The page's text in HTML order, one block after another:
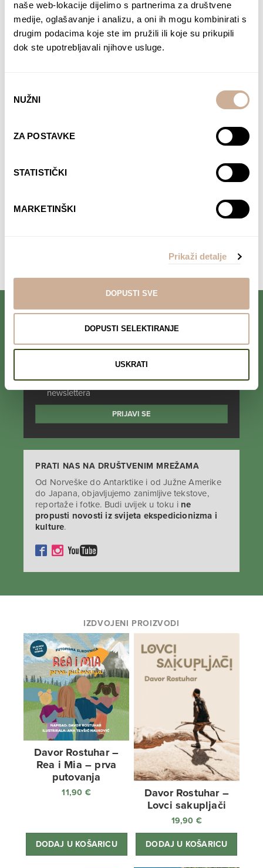
naše web-lokacije dijelimo s partnerima za društvene
medije, oglašavanje i analizu, a oni ih mogu kombinirati s
drugim podacima koje ste im pružili ili koje su prikupili
dok ste upotrebljavali njihove usluge.
pristanka
NUŽNI
ZA POSTAVKE
STATISTIČKI
MARKETINŠKI
Prikaži detalje
DOPUSTI SVE
DOPUSTI SELEKTIRANJE
USKRATI
Davor Rostuhar – Polarni san
PRIJAVI SE NA NEWSLETTER
podataka i koriste u svrhu slanja KEK
newslettera
PRATI NAS NA DRUŠTVENIM MREŽAMA
Od Norveške do Antarktike i od Južne Amerike
do Japana, objavljujemo zanimljive tekstove,
reportaže i fotke. Budi uvijek u toku i ne
propusti novosti iz svijeta ekspedicionizma i
kulture.
IZDVOJENI PROIZVODI
Davor Rostuhar –
Rea i Mia – prva
putovanja
11,90 €
DODAJ U KOŠARICU
Davor Rostuhar –
Lovci sakupljači
19,90 €
DODAJ U KOŠARICU